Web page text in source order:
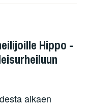
Hippo -
alkaen